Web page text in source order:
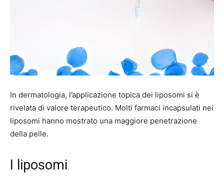
In dermatologia, l’applicazione topica dei liposomi si è
rivelata di valore terapeutico. Molti farmaci incapsulati nei
liposomi hanno mostrato una maggiore penetrazione
della pelle.
I liposomi